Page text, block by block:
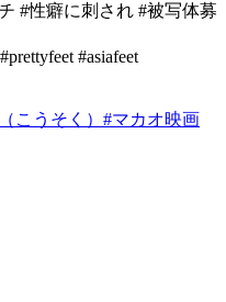
#性癖に刺され #被写体募
#asiafeet
こうそく） #マカオ映画